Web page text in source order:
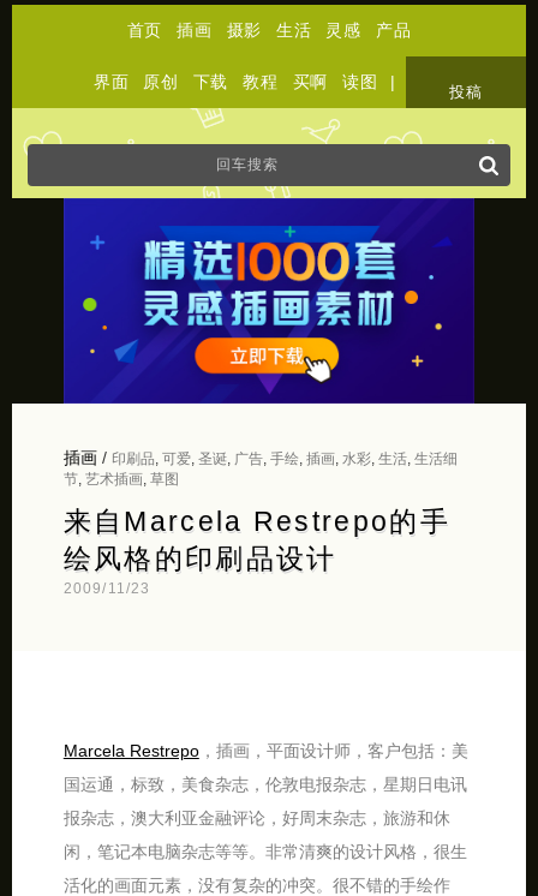
首页 插画 摄影 生活 灵感 产品
界面 原创 下载 教程 买啊 读图 |
投稿
插画/ 印刷品 可爱, 圣诞, 广告, 手绘, 插画, 水彩, 生活, 生活细
节, 艺术插画, 草图
来自Marcela Restrepo的手
绘风格的印刷品设计
2009/11/23
Marcela Restrepo，插画，平面设计师，客户包括：美
国运通，标致，美食杂志，伦敦电报杂志，星期日电讯
报杂志，澳大利亚金融评论，好周末杂志，旅游和休
闲，笔记本电脑杂志等等。非常清爽的设计风格，很生
活化的画面元素，没有复杂的冲突。很不错的手绘作